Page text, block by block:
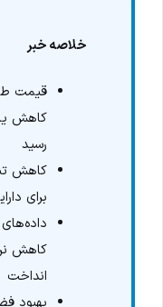
خلاصه خبر
قیمت
رسید
کاهش
برای
داده‌های
کاهش
انداخت
بهبود